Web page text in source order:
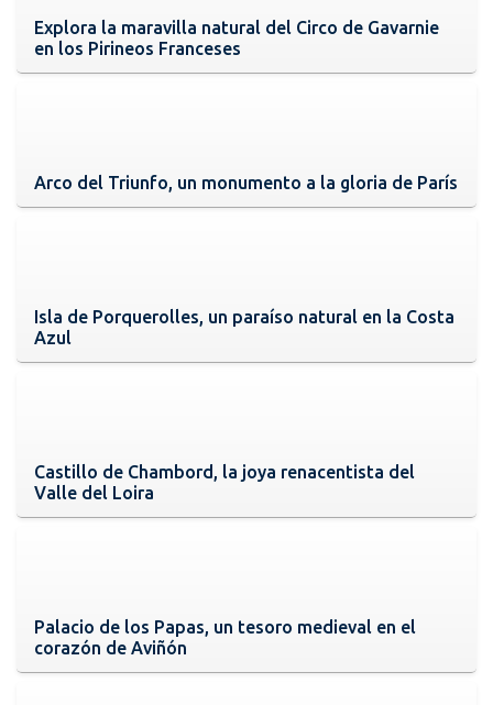
Explora la maravilla natural del Circo de Gavarnie
en los Pirineos Franceses
Arco del Triunfo, un monumento a la gloria de París
Isla de Porquerolles, un paraíso natural en la Costa
Azul
Castillo de Chambord, la joya renacentista del
Valle del Loira
Palacio de los Papas, un tesoro medieval en el
corazón de Aviñón